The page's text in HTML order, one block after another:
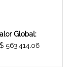
Global:
563,414.06